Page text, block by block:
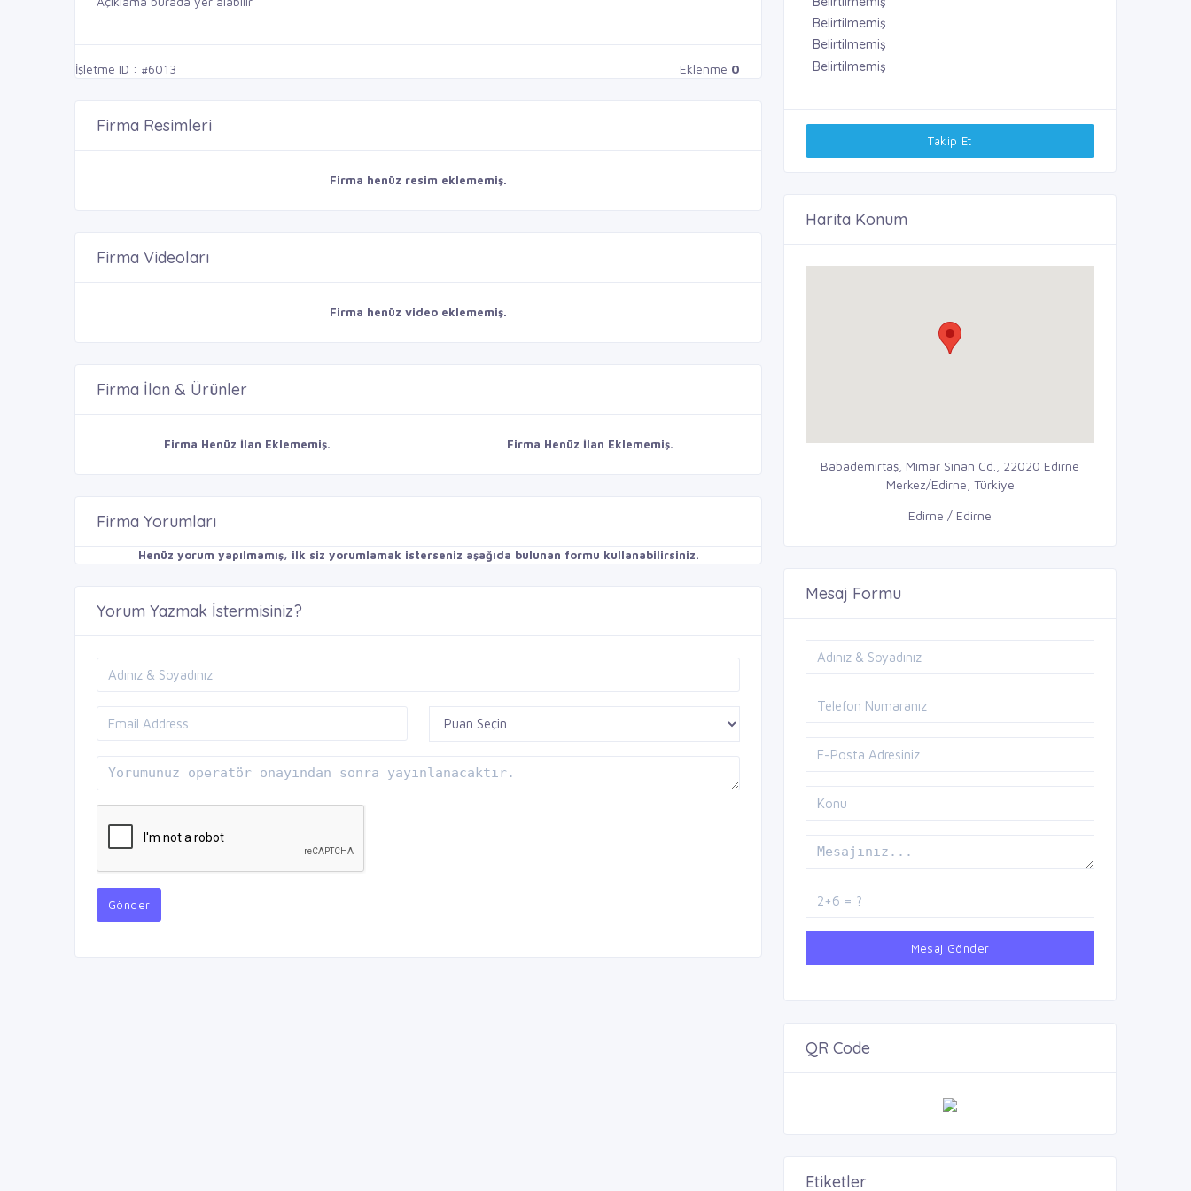
İşletme ID : #6013 Eklenme 0
Firma Resimleri
Firma henüz resim eklememiş.
Firma Videoları
Firma henüz video eklememiş.
Firma İlan & Ürünler
Firma Henüz İlan Eklememiş. Firma Henüz İlan Eklememiş.
Firma Yorumları
Henüz yorum yapılmamış, ilk siz yorumlamak isterseniz aşağıda bulunan formu kullanabilirsiniz.
Yorum Yazmak İstermisiniz?
Gönder
Belirtilmemiş
Belirtilmemiş
Belirtilmemiş
Takip Et
Harita Konum
Babademirtaş, Mimar Sinan Cd., 22020 Edirne
Merkez/Edirne, Türkiye
Edirne / Edirne
Mesaj Formu
Mesaj Gönder
QR Code
Etiketler